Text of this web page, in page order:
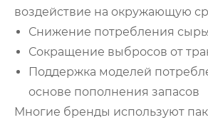
воздействие на окружающую
Снижение потребления
Сокращение выбросов от
Поддержка моделей
основе пополнения запасов
Многие бренды используют